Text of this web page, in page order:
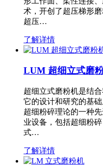
术，开创了超压梯形
超压…
了解详情
LUM 超细立式磨
超细立式磨粉机是结
它的设计和研究的基
超细粉碎理论的一种
业设备，包括超细粉
式…
了解详情